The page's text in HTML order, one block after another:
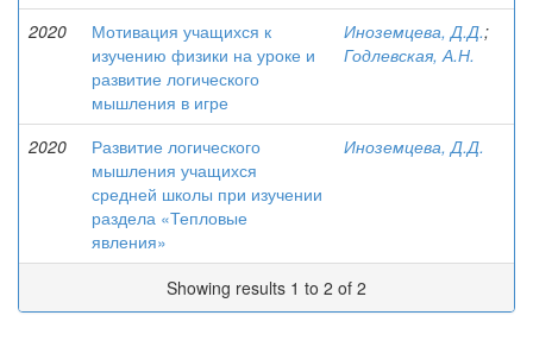
2020
Мотивация учащихся к
изучению физики на уроке и
развитие логического
мышления в игре
Иноземцева, Д.Д.;
Годлевская, А.Н.
2020
Развитие логического
мышления учащихся
средней школы при изучении
раздела «Тепловые
явления»
Иноземцева, Д.Д.
Showing results 1 to 2 of 2